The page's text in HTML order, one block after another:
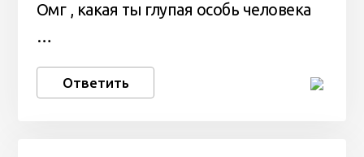
Омг , какая ты глупая особь человека
…
Ответить